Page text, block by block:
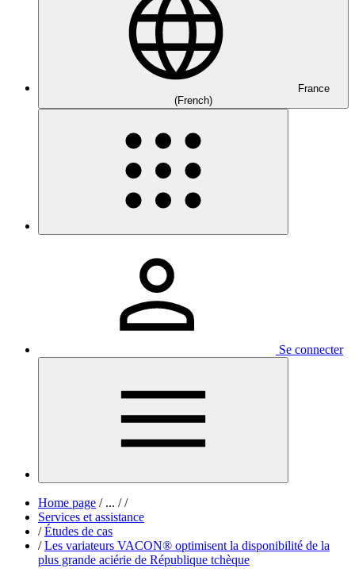
France
(French)
Se connecter
Home page /... / /
Services et assistance
/ Études de cas
/ Les variateurs VACON® optimisent la disponibilité de la
plus grande aciérie de République tchèque